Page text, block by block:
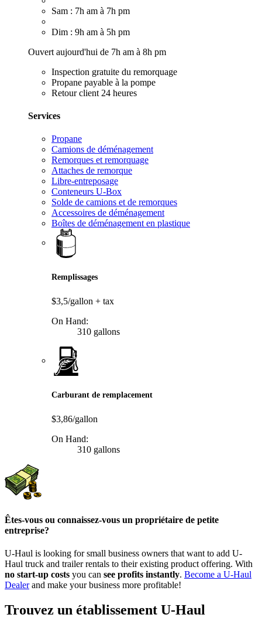
Sam : 7h am à 7h pm
Dim : 9h am à 5h pm
Ouvert aujourd'hui de 7h am à 8h pm
Inspection gratuite du remorquage
Propane payable à la pompe
Retour client 24 heures
Services
Propane
Camions de déménagement
Remorques et remorquage
Attaches de remorque
Libre-entreposage
Conteneurs U-Box
Solde de camions et de remorques
Accessoires de déménagement
Boîtes de déménagement en plastique
Remplissages
$3,5/gallon + tax
On Hand:
310 gallons
Carburant de remplacement
$3,86/gallon
On Hand:
310 gallons
Êtes-vous ou connaissez-vous un propriétaire de petite
entreprise?
U-Haul is looking for small business owners that want to add U-
Haul truck and trailer rentals to their existing product offering. With
no start-up costs you can see profits instantly. Become a U-Haul
Dealerand make your business more profitable!
Trouvez un établissement U-Haul